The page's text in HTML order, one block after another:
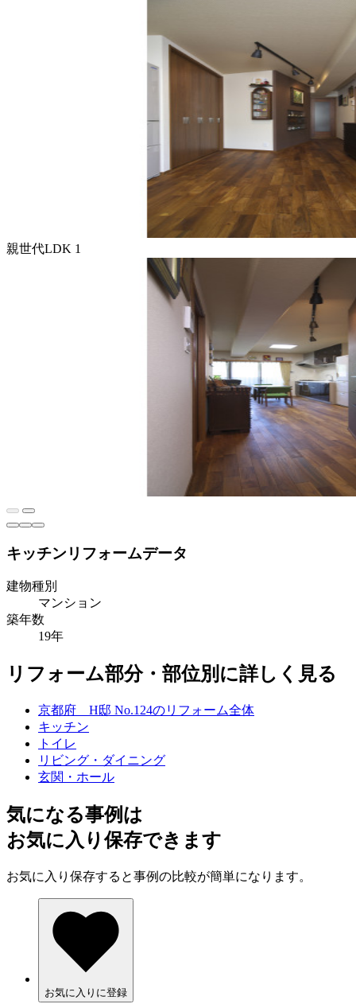
親世代LDK 1
キッチンリフォームデータ
建物種別
マンション
築年数
19年
リフォーム部分・部位別に詳しく見る
京都府 H邸 No.124のリフォーム全体
キッチン
トイレ
リビング・ダイニング
玄関・ホール
気になる事例は
お気に入り保存できます
お気に入り保存すると事例の比較が簡単になります。
お気に入りに登録